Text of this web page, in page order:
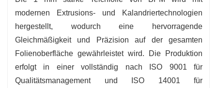
modernen Extrusions- und Kalandriertechnologien
hergestellt, wodurch eine hervorragende
Gleichmäßigkeit und Präzision auf der gesamten
Folienoberfläche gewährleistet wird. Die Produktion
erfolgt in einer vollständig nach ISO 9001 für
Qualitätsmanagement und ISO 14001 für